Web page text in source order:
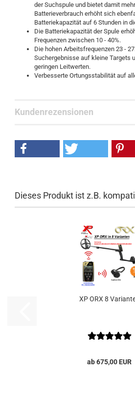
der Suchspule und bietet damit
Batterieverbrauch erhöht sich
Batteriekapazität auf 6 Stunden in
Die Batteriekapazität der Spule
Frequenzen zwischen 10 - 40%.
Die hohen Arbeitsfrequenzen 23 -
Suchergebnisse auf kleine Targets
geringen Leitwerten.
Verbesserte Ortungsstabilität auf
Kundenrezensionen
Dieses Produkt ist z.B.
XP ORX 8
ab 675,00 EUR